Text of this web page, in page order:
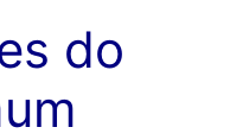
do